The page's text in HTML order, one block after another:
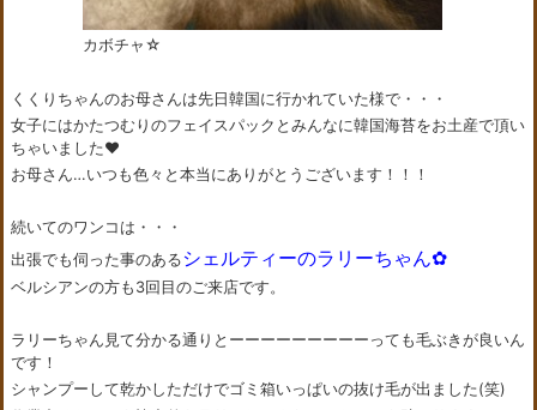
カボチャ☆
くくりちゃんのお母さんは先日韓国に行かれていた様で・・・
女子にはかたつむりのフェイスパックとみんなに韓国海苔をお土産で頂い
ちゃいました♥
お母さん…いつも色々と本当にありがとうございます！！！
続いてのワンコは・・・
出張でも伺った事のある シェルティーのラリーちゃん✿
ベルシアンの方も3回目のご来店です。
ラリーちゃん見て分かる通りとーーーーーーーーーっても毛ぶきが良いん
です！
シャンプーして乾かしただけでゴミ箱いっぱいの抜け毛が出ました(笑)